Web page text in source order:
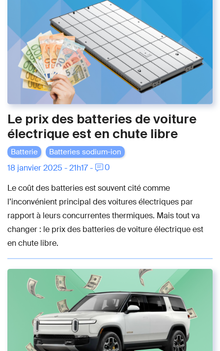
Le prix des batteries de voiture
électrique est en chute libre
Batterie Batteries sodium-ion
18 janvier 2025 - 21h17 -
0
Le coût des batteries est souvent cité comme
l’inconvénient principal des voitures électriques par
rapport à leurs concurrentes thermiques. Mais tout va
changer : le prix des batteries de voiture électrique est
en chute libre.